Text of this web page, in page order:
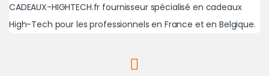
CADEAUX-HIGHTECH.fr fournisseur spécialisé en cadeaux
High-Tech pour les professionnels en France et en Belgique.